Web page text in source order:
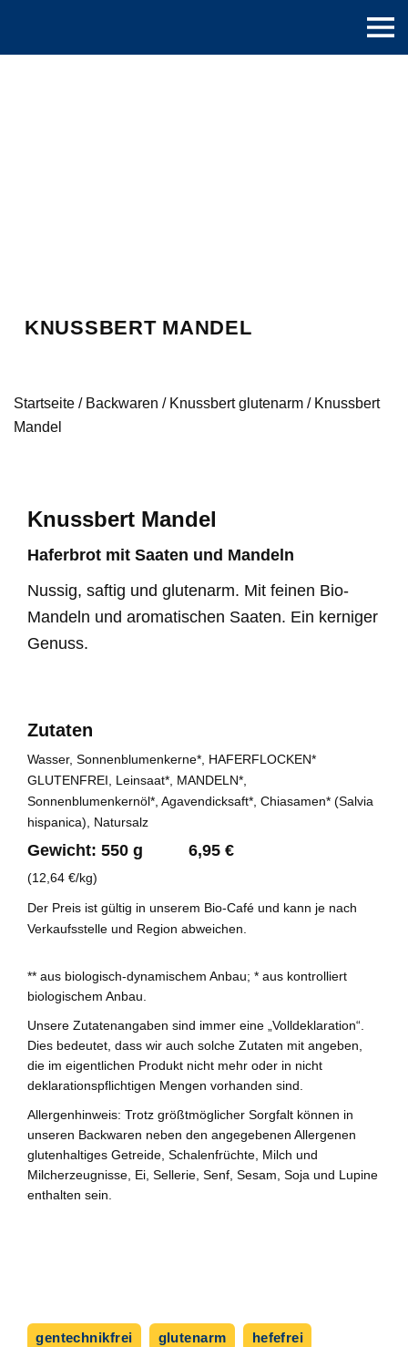
KNUSSBERT MANDEL
Startseite / Backwaren / Knussbert glutenarm / Knussbert
Mandel
Knussbert Mandel
Haferbrot mit Saaten und Mandeln
Nussig, saftig und glutenarm. Mit feinen Bio-
Mandeln und aromatischen Saaten. Ein kerniger
Genuss.
Zutaten
Wasser, Sonnenblumenkerne*, HAFERFLOCKEN*
GLUTENFREI, Leinsaat*, MANDELN*,
Sonnenblumenkernöl*, Agavendicksaft*, Chiasamen* (Salvia
hispanica), Natursalz
Gewicht: 550 g 6,95 €
(12,64 €/kg)
Der Preis ist gültig in unserem Bio-Café und kann je nach
Verkaufsstelle und Region abweichen.
** aus biologisch-dynamischem Anbau; * aus kontrolliert
biologischem Anbau.
Unsere Zutatenangaben sind immer eine „Volldeklaration“.
Dies bedeutet, dass wir auch solche Zutaten mit angeben,
die im eigentlichen Produkt nicht mehr oder in nicht
deklarationspflichtigen Mengen vorhanden sind.
Allergenhinweis: Trotz größtmöglicher Sorgfalt können in
unseren Backwaren neben den angegebenen Allergenen
glutenhaltiges Getreide, Schalenfrüchte, Milch und
Milcherzeugnisse, Ei, Sellerie, Senf, Sesam, Soja und Lupine
enthalten sein.
gentechnikfrei glutenarm hefefrei